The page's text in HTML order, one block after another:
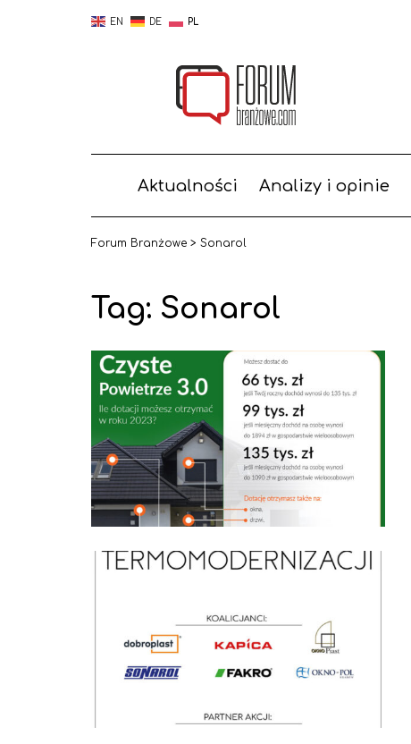
EN DE PL
Aktualności Analizy i opinie
Forum Branżowe > Sonarol
Tag: Sonarol